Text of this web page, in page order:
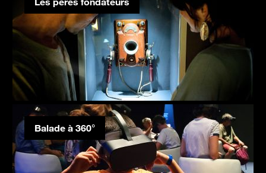
Balade à 360°